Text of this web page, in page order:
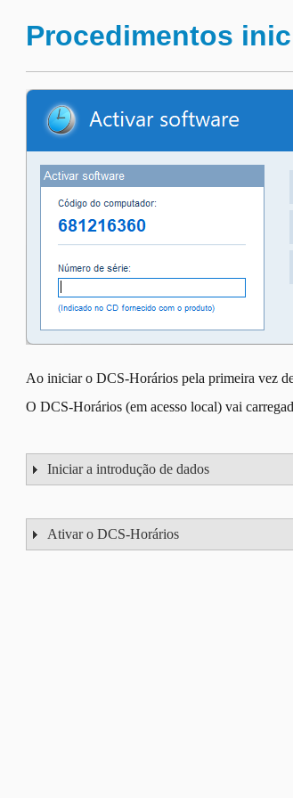
Procedimentos
Ao iniciar o DCS-Horários pela primeira vez
O DCS-Horários (em acesso local) vai
Iniciar a introdução de dados
Ativar o DCS-Horários